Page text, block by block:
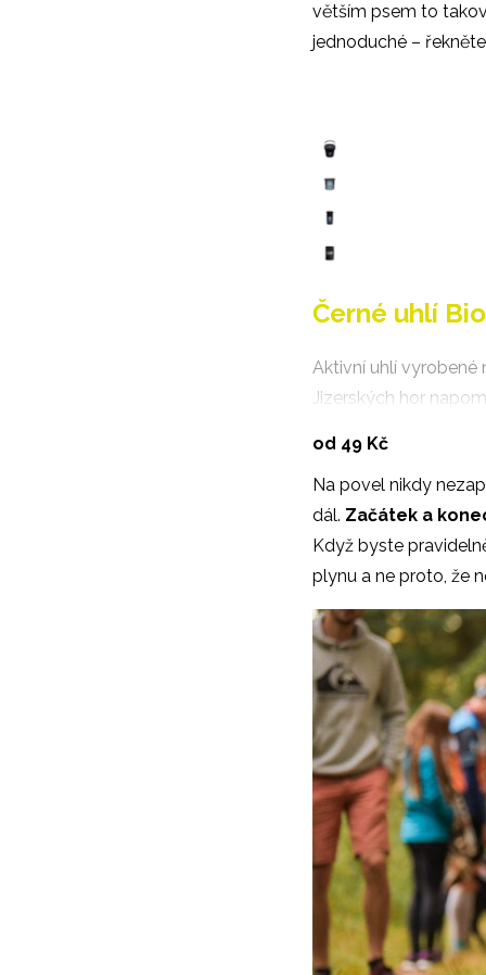
větším psem to
jednoduché –
Černé uhlí
Aktivní uhlí vyrobené
Jizerských hor
plynatost a
systém. Ideální
nejen sportovní pro
mají citlivé zažívání.
od 49 Kč
Na povel nikdy
dál. Začátek a
Když byste
plynu a ne proto, že